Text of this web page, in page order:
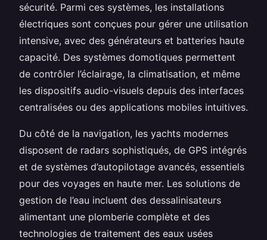
sécurité. Parmi ces systèmes, les installations
électriques sont conçues pour gérer une utilisation
intensive, avec des générateurs et batteries haute
capacité. Des systèmes domotiques permettent
de contrôler l’éclairage, la climatisation, et même
les dispositifs audio-visuels depuis des interfaces
centralisées ou des applications mobiles intuitives.
Du côté de la navigation, les yachts modernes
disposent de radars sophistiqués, de GPS intégrés
et de systèmes d’autopilotage avancés, essentiels
pour des voyages en haute mer. Les solutions de
gestion de l’eau incluent des dessalinisateurs
alimentant une plomberie complète et des
technologies de traitement des eaux usées